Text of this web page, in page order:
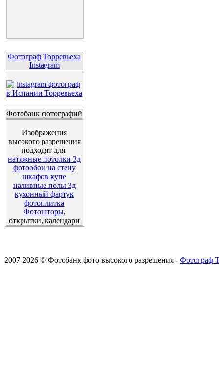
Фотограф Торревьеха
Instagram
Фотобанк фотографий
Изображения
высокого разрешения
подходят для:
натяжные потолки 3д
фотообои на стену
шкафов купе
наливные полы 3д
кухонный фартук
фотоплитка
Фотошторы,
открытки, календари
2007-2026 © Фотобанк фото высокого разрешения - Фотограф